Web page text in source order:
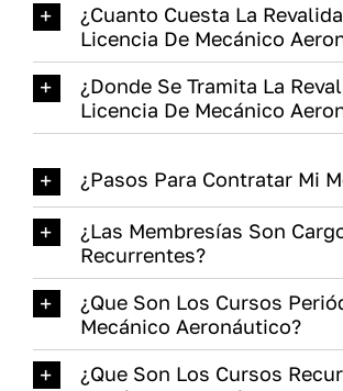
¿Cuanto Cuesta La
Licencia De Mecánico
¿Donde Se Tramita La
Licencia De Mecánico
¿Pasos Para Contratar Mi
¿Las Membresías Son
Recurrentes?
¿Que Son Los Cursos
Mecánico Aeronáutico?
¿Que Son Los Cursos